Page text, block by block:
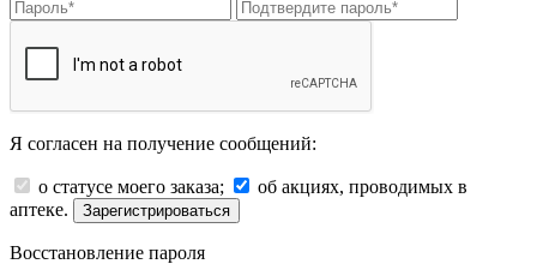
Я согласен на получение сообщений:
о статусе моего заказа;
об акциях, проводимых в
аптеке.
Зарегистрироваться
Восстановление пароля